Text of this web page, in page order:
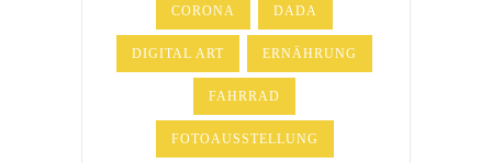
CORONA DADA
DIGITAL ART ERNÄHRUNG
FAHRRAD
FOTOAUSSTELLUNG